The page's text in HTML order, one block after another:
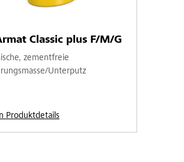
Classic plus F/M/G
zementfreie
Unterputz
Produktdetails